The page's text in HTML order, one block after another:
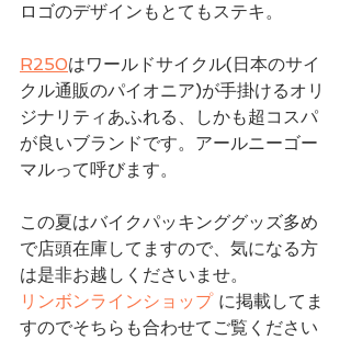
ロゴのデザインもとてもステキ。
R250はワールドサイクル(日本のサイ
クル通販のパイオニア)が手掛けるオリ
ジナリティあふれる、しかも超コスパ
が良いブランドです。アールニーゴー
マルって呼びます。
この夏はバイクパッキンググッズ多め
で店頭在庫してますので、気になる方
は是非お越しくださいませ。
リンボンラインショップ に掲載してま
すのでそちらも合わせてご覧ください